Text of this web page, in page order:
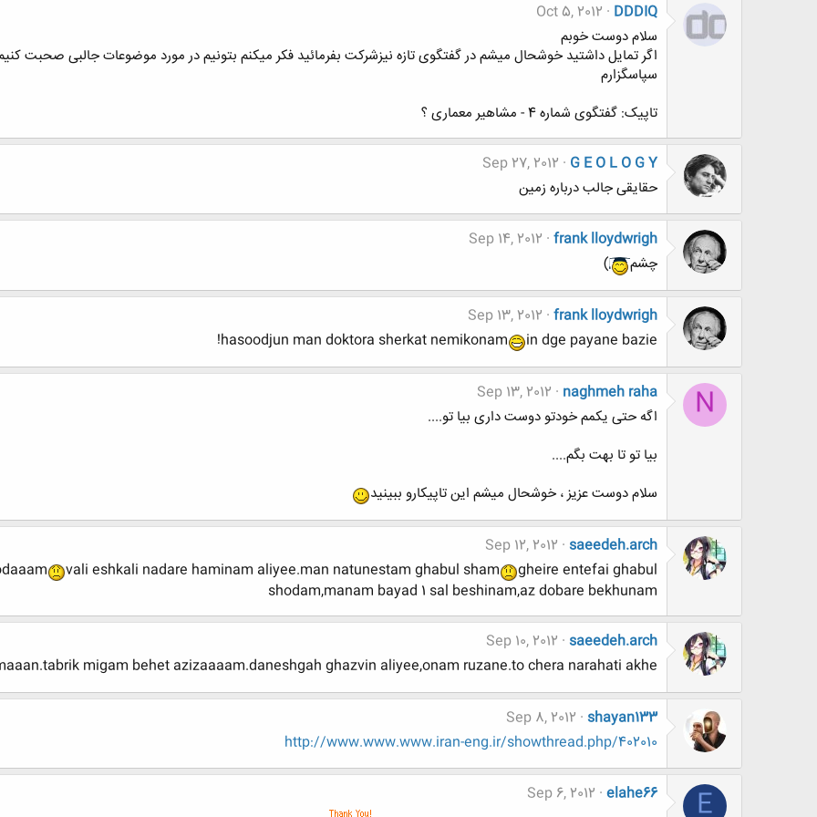
DDDIQ
Oct 5, 2012
سلام دوست خوبم
اگر تمایل داشتید خوشحال میشم در گفتگوی تازه نیزشرکت بفرمائید فکر میکنم بتونیم در مورد موضوعات جالبی صحبت
سپاسگزارم
تاپیک: گفتگوی شماره 4 - مشاهیر معماری ؟
G E O L O G Y
Sep 27, 2012
حقایقی جالب درباره زمین
frank lloydwrigh
Sep 14, 2012
چشم
)
frank lloydwrigh
Sep 13, 2012
hasoodjun man doktora sherkat nemikonam
in dge payane bazie!
N
naghmeh raha
Sep 13, 2012
اگه حتی یکمم خودتو دوست داری بیا تو....
بیا تو تا بهت بگم....
سلام دوست عزیز ، خوشحال میشم این تاپیکارو ببینید
saeedeh.arch
Sep 12, 2012
vali eshkali nadare haminam aliyee.man natunestam ghabul sham
gheire entefai ghabul
shodam,manam bayad 1 sal beshinam,az dobare bekhunam
saeedeh.arch
Sep 10, 2012
migam behet azizaaaam.daneshgah ghazvin aliyee,onam ruzane.to chera narahati akhe?
shayan133
Sep 8, 2012
http://www.www.www.iran-eng.ir/showthread.php/402010
E
elahe66
Sep 6, 2012